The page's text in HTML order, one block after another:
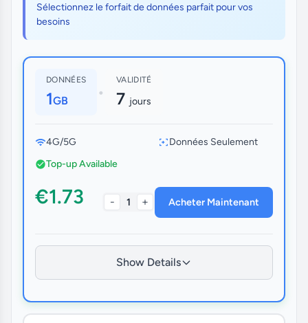
Sélectionnez le forfait de données parfait pour vos
besoins
DONNÉES
1GB •
VALIDITÉ
7 jours
4G/5G
Données Seulement
Top-up Available
€1.73 - 1 + Acheter Maintenant
Show Details